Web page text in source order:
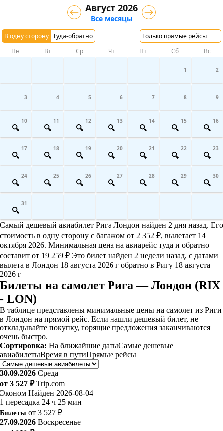
В одну сторону Туда-обратно Только прямые рейсы
Август 2026
Все месяцы
Пн Вт Ср Чт Пт Сб Вс
1 2
3 4 5 6 7 8 9
10 11 12 13 14 15 16
17 18 19 20 21 22 23
24 25 26 27 28 29 30
31
Самый дешевый авиабилет Рига Лондон найден 2 дня назад. Его
стоимость в одну сторону с багажом от 2 352 ₽, вылетает 14
октября 2026. Минимальная цена на авиарейс туда и обратно
составит от 19 259 ₽ Это билет найден 2 недели назад, с датами
вылета в Лондон 18 августа 2026 г обратно в Ригу 18 августа
2026 г
Билеты на самолет Рига — Лондон (RIX
- LON)
В таблице представлены минимальные цены на самолет из Риги
в Лондон на прямой рейс. Если нашли дешевый билет, не
откладывайте покупку, горящие предложения заканчиваются
очень быстро.
Сортировка: На ближайшие датыСамые дешевые
авиабилетыВремя в путиПрямые рейсы
30.09.2026 Среда
от 3 527 ₽ Trip.com
Эконом Найден 2026-08-04
1 пересадка 24 ч 25 мин
Билеты от 3 527 ₽
27.09.2026 Воскресенье